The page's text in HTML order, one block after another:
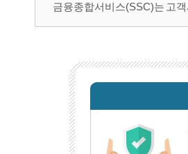
금융종합서비스(SSC)는 고